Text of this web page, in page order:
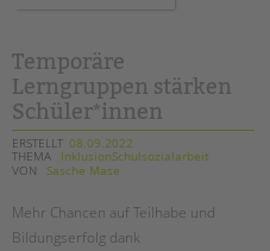
und
in
schulen
Temporäre
Lerngruppen stärken
Schüler*innen
ERSTELLT 08.09.2022
THEMA
InklusionSchulsozialarbeit
VON
Sasche Mase
Mehr Chancen auf Teilhabe und
Bildungserfolg dank